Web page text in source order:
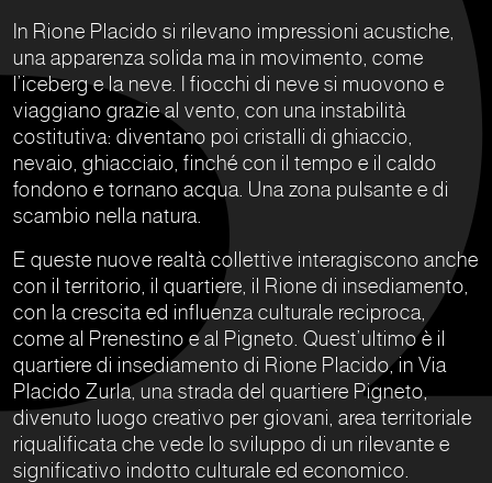
In Rione Placido si rilevano impressioni acustiche,
una apparenza solida ma in movimento, come
l’iceberg e la neve. I fiocchi di neve si muovono e
viaggiano grazie al vento, con una instabilità
costitutiva: diventano poi cristalli di ghiaccio,
nevaio, ghiacciaio, finché con il tempo e il caldo
fondono e tornano acqua. Una zona pulsante e di
scambio nella natura.
E queste nuove realtà collettive interagiscono anche
con il territorio, il quartiere, il Rione di insediamento,
con la crescita ed influenza culturale reciproca,
come al Prenestino e al Pigneto. Quest’ultimo è il
quartiere di insediamento di Rione Placido, in Via
Placido Zurla, una strada del quartiere Pigneto,
divenuto luogo creativo per giovani, area territoriale
riqualificata che vede lo sviluppo di un rilevante e
significativo indotto culturale ed economico.